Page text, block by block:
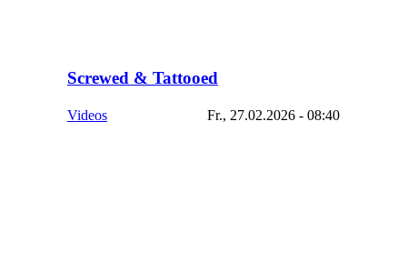
Screwed & Tattooed
Videos Fr., 27.02.2026 - 08:40